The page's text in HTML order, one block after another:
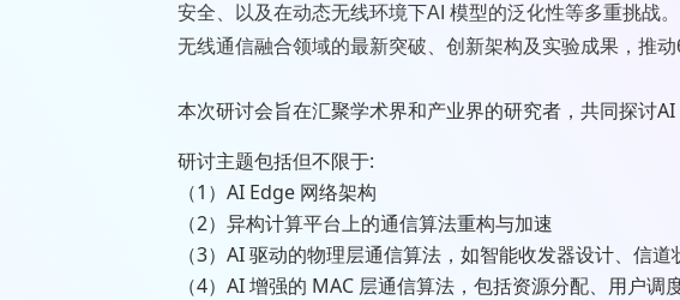
安全、以及在动态无线环境下AI 模型的泛化性等多重挑战
无线通信融合领域的最新突破、创新架构及实验成果， 推动
本次研讨会旨在汇聚学术界和产业界的研究者，共同探讨
研讨主题包括但不限于:
（1）AI Edge 网络架构
（2）异构计算平台上的通信算法重构与加速
（3）AI 驱动的物理层通信算法，如智能收发器设计、信
（4）AI 增强的 MAC 层通信算法，包括资源分配、用户调